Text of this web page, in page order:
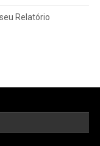
Relatório